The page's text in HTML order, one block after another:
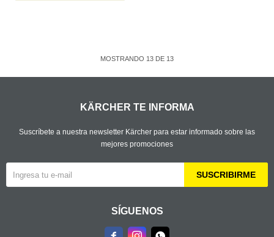
MOSTRANDO 13 DE 13
SÍGUENOS
KÄRCHER TE INFORMA
Suscríbete a nuestra newsletter Kärcher para estar informado sobre las
mejores promociones
SUSCRIBIRME